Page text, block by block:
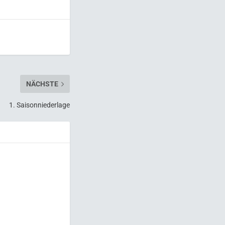
NÄCHSTE
1. Saisonniederlage